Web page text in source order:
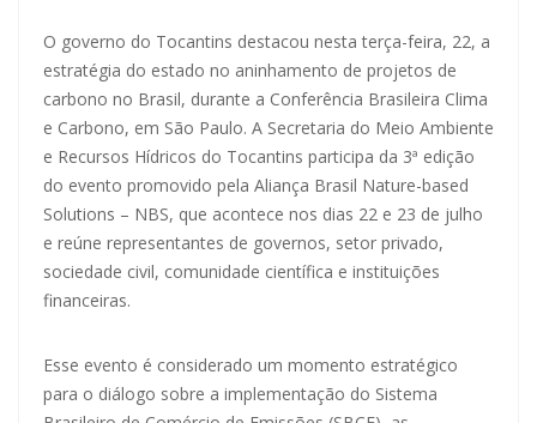
O governo do Tocantins destacou nesta terça-feira, 22, a
estratégia do estado no aninhamento de projetos de
carbono no Brasil, durante a Conferência Brasileira Clima
e Carbono, em São Paulo. A Secretaria do Meio Ambiente
e Recursos Hídricos do Tocantins participa da 3ª edição
do evento promovido pela Aliança Brasil Nature-based
Solutions – NBS, que acontece nos dias 22 e 23 de julho
e reúne representantes de governos, setor privado,
sociedade civil, comunidade científica e instituições
financeiras.
Esse evento é considerado um momento estratégico
para o diálogo sobre a implementação do Sistema